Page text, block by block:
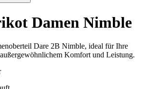
Damen Nimble
Dare 2B Nimble, ideal für Ihre
Komfort und Leistung.